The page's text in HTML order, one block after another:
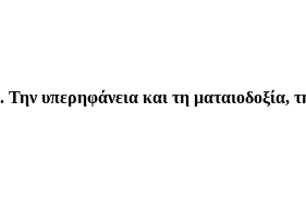
υπερηφάνεια και τη ματαιοδοξία,